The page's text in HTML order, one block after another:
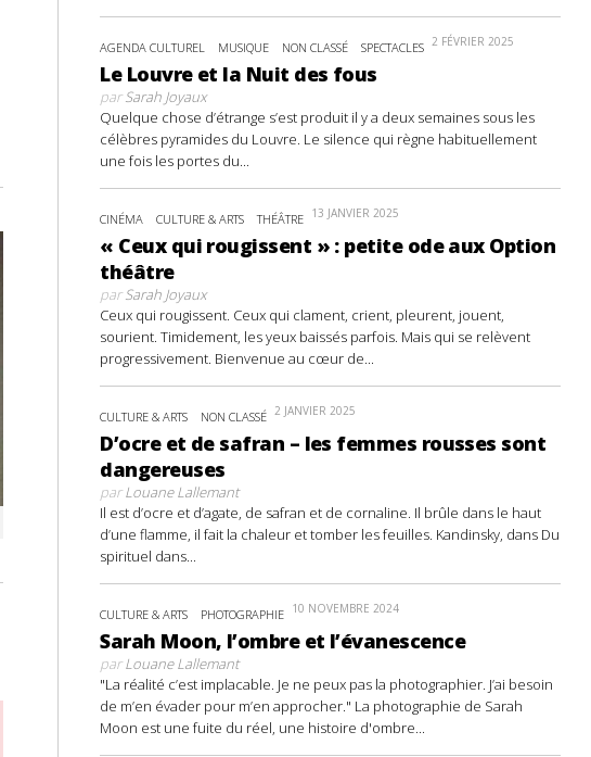
AGENDA CULTUREL MUSIQUE NON CLASSÉ SPECTACLES 2 FÉVRIER 2025
Le Louvre et la Nuit des fous
parSarah Joyaux
Quelque chose d’étrange s’est produit il y a deux semaines sous les
célèbres pyramides du Louvre. Le silence qui règne habituellement
une fois les portes du...
CINÉMA CULTURE & ARTS THÉÂTRE 13 JANVIER 2025
« Ceux qui rougissent » : petite ode aux Option
théâtre
parSarah Joyaux
Ceux qui rougissent. Ceux qui clament, crient, pleurent, jouent,
sourient. Timidement, les yeux baissés parfois. Mais qui se relèvent
progressivement. Bienvenue au cœur de...
CULTURE & ARTS NON CLASSÉ 2 JANVIER 2025
D’ocre et de safran – les femmes rousses sont
dangereuses
parLouane Lallemant
Il est d’ocre et d’agate, de safran et de cornaline. Il brûle dans le haut
d’une flamme, il fait la chaleur et tomber les feuilles. Kandinsky, dans Du
spirituel dans...
CULTURE & ARTS PHOTOGRAPHIE 10 NOVEMBRE 2024
Sarah Moon, l’ombre et l’évanescence
parLouane Lallemant
"La réalité c’est implacable. Je ne peux pas la photographier. J’ai besoin
de m’en évader pour m’en approcher." La photographie de Sarah
Moon est une fuite du réel, une histoire d'ombre...